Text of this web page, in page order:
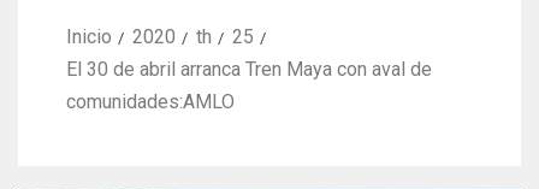
Inicio 2020 th
25
El 30 de abril arranca Tren Maya con aval de
comunidades:AMLO